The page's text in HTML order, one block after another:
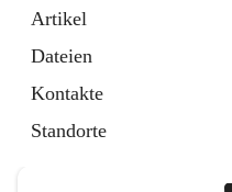
Artikel
Dateien
Kontakte
Standorte